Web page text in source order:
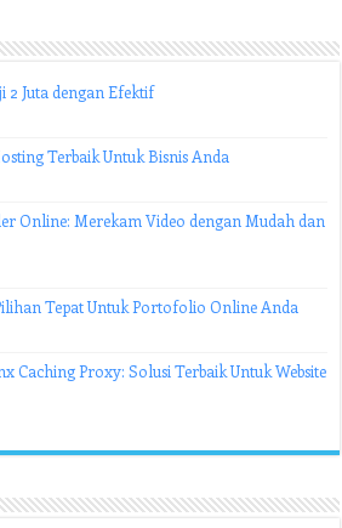
2 Juta dengan Efektif
Terbaik Untuk Bisnis Anda
Online: Merekam Video dengan Mudah dan
Tepat Untuk Portofolio Online Anda
Caching Proxy: Solusi Terbaik Untuk Website